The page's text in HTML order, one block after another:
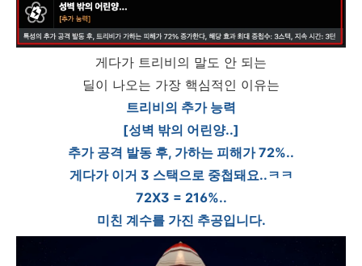
게다가 트리비의 말도 안 되는
딜이 나오는 가장 핵심적인 이유는
트리비의 추가 능력
[성벽 밖의 어린양..]
추가 공격 발동 후, 가하는 피해가 72%..
게다가 이거 3 스택으로 중첩돼요..ㅋㅋ
72X3 = 216%..
미친 계수를 가진 추공입니다.